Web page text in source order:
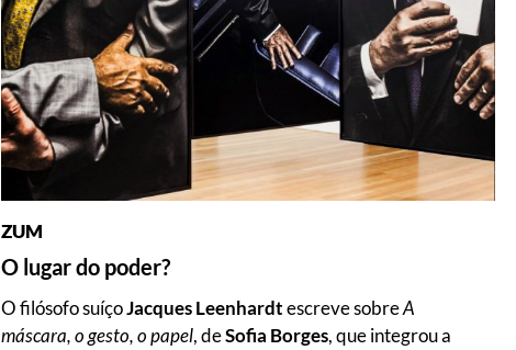
ZUM
O lugar do poder?
O filósofo suíçoJacques Leenhardtescreve sobreA
máscara, o gesto, o papel, deSofia Borges, que integrou a